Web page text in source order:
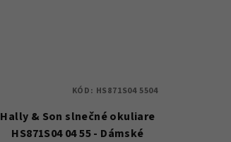
Hally & Son slnečné okuliare
HS871S04 04 55 - Dámské
KÓD: HS871S04 5504